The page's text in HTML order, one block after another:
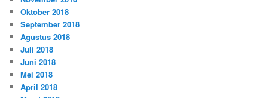
Oktober 2018
September 2018
Agustus 2018
Juli 2018
Juni 2018
Mei 2018
April 2018